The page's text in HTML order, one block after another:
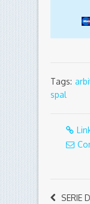
Tags:
spal
SERIE